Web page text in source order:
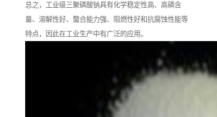
总之，工业级三聚磷酸钠具有化学稳定性高、高磷含
量、溶解性好、螯合能力强、阻燃性好和抗腐蚀性能等
特点，因此在工业生产中有广泛的应用。